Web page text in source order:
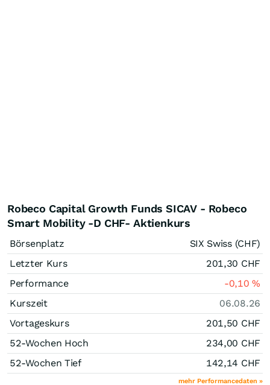
Robeco Capital Growth Funds SICAV - Robeco
Smart Mobility -D CHF- Aktienkurs
Börsenplatz
SIX Swiss (CHF)
Letzter Kurs
201,30 CHF
Performance
-0,10%
Kurszeit
06.08.26
Vortageskurs
201,50 CHF
52-Wochen Hoch
234,00 CHF
52-Wochen Tief
142,14 CHF
mehr Performancedaten »